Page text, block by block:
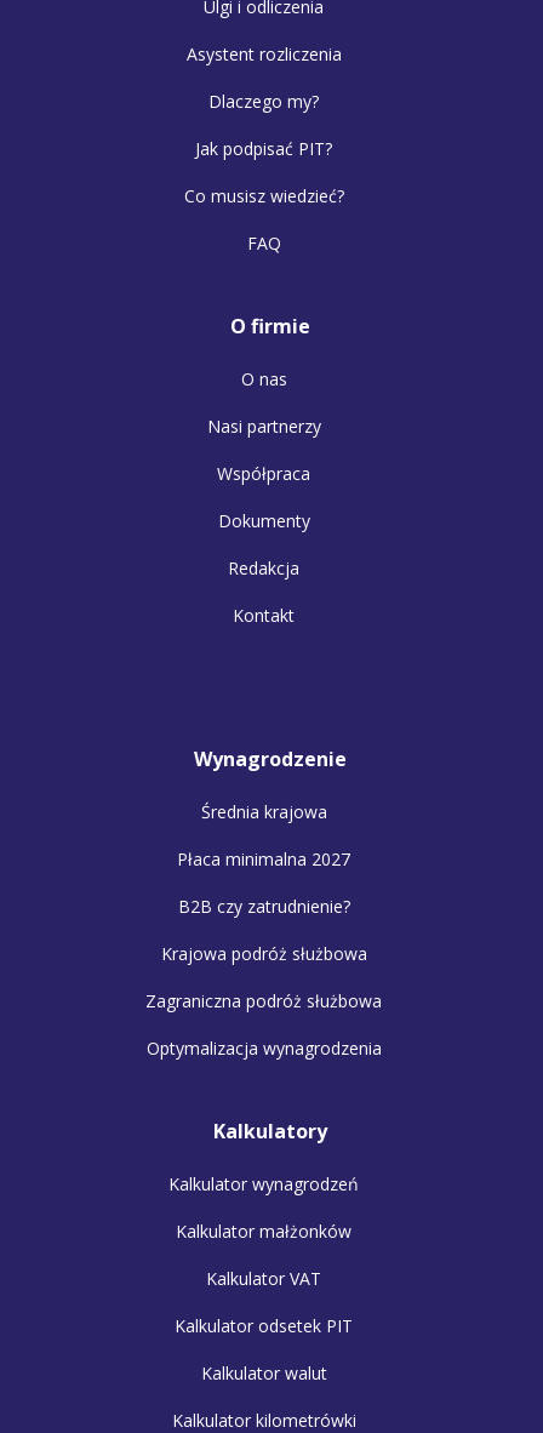
Ulgi i odliczenia
Asystent rozliczenia
Dlaczego my?
Jak podpisać PIT?
Co musisz wiedzieć?
FAQ
O firmie
O nas
Nasi partnerzy
Współpraca
Dokumenty
Redakcja
Kontakt
Wynagrodzenie
Średnia krajowa
Płaca minimalna 2027
B2B czy zatrudnienie?
Krajowa podróż służbowa
Zagraniczna podróż służbowa
Optymalizacja wynagrodzenia
Kalkulatory
Kalkulator wynagrodzeń
Kalkulator małżonków
Kalkulator VAT
Kalkulator odsetek PIT
Kalkulator walut
Kalkulator kilometrówki